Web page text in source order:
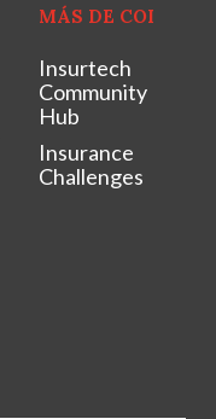
MÁS DE COI
Insurtech
Community
Hub
Insurance
Challenges